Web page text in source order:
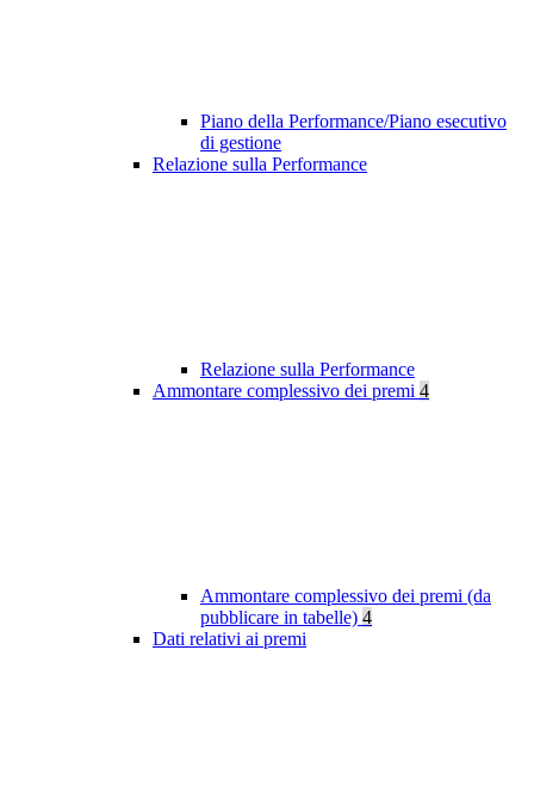
Piano della Performance/Piano esecutivo
di gestione
Relazione sulla Performance
Relazione sulla Performance
Ammontare complessivo dei premi 4
Ammontare complessivo dei premi (da
pubblicare in tabelle) 4
Dati relativi ai premi